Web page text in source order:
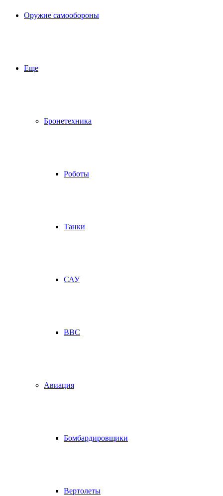
Оружие самообороны
Еще
Бронетехника
Роботы
Танки
САУ
ВВС
Авиация
Бомбардировщики
Вертолеты